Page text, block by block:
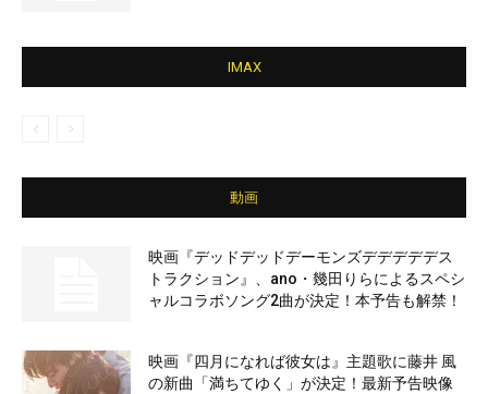
IMAX
動画
映画『デッドデッドデーモンズデデデデデス
トラクション』、ano・幾田りらによるスペシ
ャルコラボソング2曲が決定！本予告も解禁！
映画『四月になれば彼女は』主題歌に藤井 風
の新曲「満ちてゆく」が決定！最新予告映像